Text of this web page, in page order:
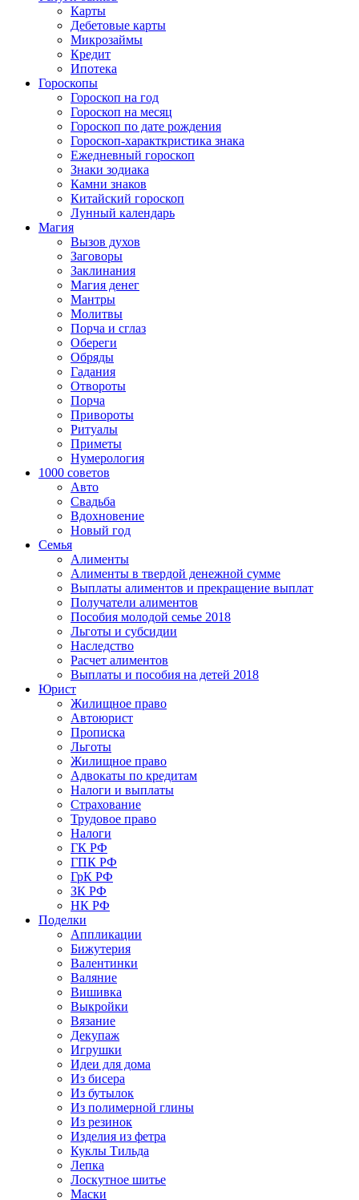
Карты
Дебетовые карты
Микрозаймы
Кредит
Ипотека
Гороскопы
Гороскоп на год
Гороскоп на месяц
Гороскоп по дате рождения
Гороскоп-характкристика знака
Ежедневный гороскоп
Знаки зодиака
Камни знаков
Китайский гороскоп
Лунный календарь
Магия
Вызов духов
Заговоры
Заклинания
Магия денег
Мантры
Молитвы
Порча и сглаз
Обереги
Обряды
Гадания
Отвороты
Порча
Привороты
Ритуалы
Приметы
Нумерология
1000 советов
Авто
Свадьба
Вдохновение
Новый год
Семья
Алименты
Алименты в твердой денежной сумме
Выплаты алиментов и прекращение выплат
Получатели алиментов
Пособия молодой семье 2018
Льготы и субсидии
Наследство
Расчет алиментов
Выплаты и пособия на детей 2018
Юрист
Жилищное право
Автоюрист
Прописка
Льготы
Жилищное право
Адвокаты по кредитам
Налоги и выплаты
Страхование
Трудовое право
Налоги
ГК РФ
ГПК РФ
ГрК РФ
ЗК РФ
НК РФ
Поделки
Аппликации
Бижутерия
Валентинки
Валяние
Вишивка
Выкройки
Вязание
Декупаж
Игрушки
Идеи для дома
Из бисера
Из бутылок
Из полимерной глины
Из резинок
Изделия из фетра
Куклы Тильда
Лепка
Лоскутное шитье
Маски